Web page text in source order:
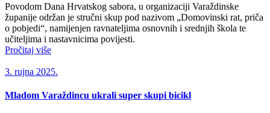
Povodom Dana Hrvatskog sabora, u organizaciji Varaždinske
županije održan je stručni skup pod nazivom „Domovinski rat, priča
o pobjedi“, namijenjen ravnateljima osnovnih i srednjih škola te
učiteljima i nastavnicima povijesti.
Pročitaj više
3. rujna 2025.
Mladom Varaždincu ukrali super skupi bicikl